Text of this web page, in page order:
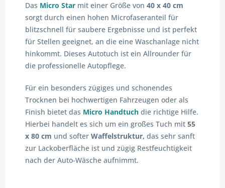
Das Micro Star mit einer Größe von40 x 40 cm
sorgt durch einen hohen Microfaseranteil für
blitzschnell für saubere Ergebnisse und ist perfekt
für Stellen geeignet, an die eine Waschanlage nicht
hinkommt. Dieses Autotuch ist ein Allrounder für
die professionelle Autopflege.
Für ein besonders zügiges und schonendes
Trocknen bei hochwertigen Fahrzeugen oder als
Finish bietet das Micro Handtuch die richtige Hilfe.
Hierbei handelt es sich um ein großes Tuch mit55
x 80 cm und softerWaffelstruktur, das sehr sanft
zur Lackoberfläche ist und zügig Restfeuchtigkeit
nach der Auto-Wäsche aufnimmt.